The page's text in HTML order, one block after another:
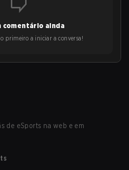
comentário ainda
primeiro a iniciar a conversa!
de eSports na web e em